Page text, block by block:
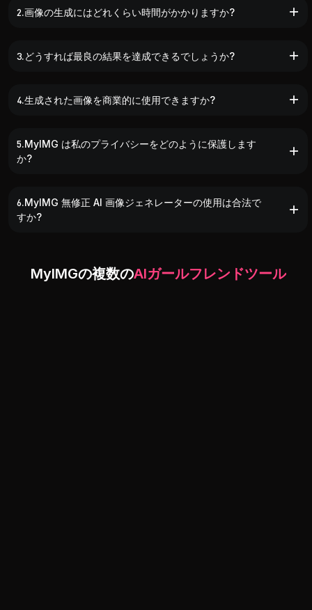
2.画像の生成にはどれくらい時間がかかりますか?
3.どうすれば最良の結果を達成できるでしょうか?
4.生成された画像を商業的に使用できますか?
5.MyIMG は私のプライバシーをどのように保護します
か?
6.MyIMG 無修正 AI 画像ジェネレーターの使用は合法で
すか?
MyIMGの複数のAIガールフレンドツール